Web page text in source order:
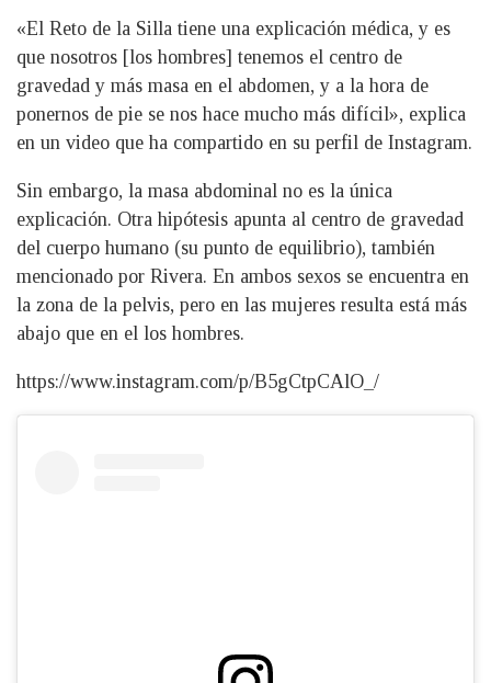
«El Reto de la Silla tiene una explicación médica, y es
que nosotros [los hombres] tenemos el centro de
gravedad y más masa en el abdomen, y a la hora de
ponernos de pie se nos hace mucho más difícil», explica
en un video que ha compartido en su perfil de Instagram.
Sin embargo, la masa abdominal no es la única
explicación. Otra hipótesis apunta al centro de gravedad
del cuerpo humano (su punto de equilibrio), también
mencionado por Rivera. En ambos sexos se encuentra en
la zona de la pelvis, pero en las mujeres resulta está más
abajo que en el los hombres.
https://www.instagram.com/p/B5gCtpCAlO_/